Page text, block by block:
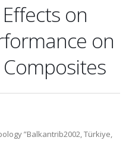
on
on
Composites
”Balkantrib2002, Türkiye,